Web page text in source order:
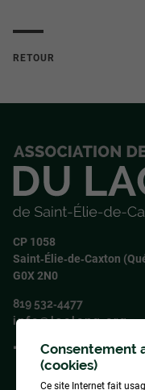
RETOUR
CP 1058
Saint‑Élie‑de‑Caxton
G0X 2N0
819 532‑4477
info@laclong.org
Suivez‑nous !
Consentement
(cookies)
Ce site Internet fait